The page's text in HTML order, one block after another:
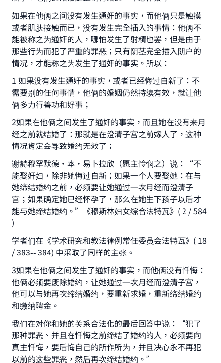
如果在他俩之间没有发生通奸的事实，而他俩只是触摸
或者肌肤接触而已，没有发生完全插入的事情：他俩不
能被称之为通奸的人，哪怕发生了射精也罢，但是由于
那些行为而犯了严重的罪恶；只有阴茎完全插入阴户的
情况，才能称之为发生了通奸的事实。所以：
1 如果没有发生通奸的事实，或者已经悔过自新了：不
需要别的任何事情，他俩的婚姻仍然持续有效，就让他
俩多力行善功和好事；
2如果在他俩之间发生了通奸的事实，而且她在没有来月
经之前就结婚了：那就是在澄清子宫之前嫁人了，这种
情况肯定会导致婚约无效了；
谢赫穆罕默德•本•易卜拉欣（愿主怜悯之）说：“不
能娶奸妇，除非她悔过自新；如果一个人要娶她：在与
她缔结婚约之前，必须要让她通过一次月经而澄清子
宫；如果确定她已经怀孕了，那么在她生下孩子以后才
能与她缔结婚约。”《穆斯林妇女综合法特瓦》( 2 / 584
)
学者们在《学术研究和教法律例常任委员会法特瓦》( 18
/ 383-- 384) 中采取了同样的主张。
3如果在他俩之间发生了通奸的事实，而他俩没有忏悔：
他俩必须要废除婚约，让她通过一次月经而澄清子宫，
他可以与她再次缔结婚约，要重新求婚，重新缔结婚约
和缴纳聘金。
我们在对你和她的关系合法化的最后回答中说：“犯了
那种罪恶、并且在忏悔之前缔结了婚约的人，必须要向
真主忏悔，要后悔自己的所作所为，并且决心永不再犯
以前的这些罪恶，然后再次缔结婚约。”
Make an impact on millions of lives
with your contribution today
Your support is crucial for our mission.
good will earn the same reward as those who
do it."
Support IslamQA